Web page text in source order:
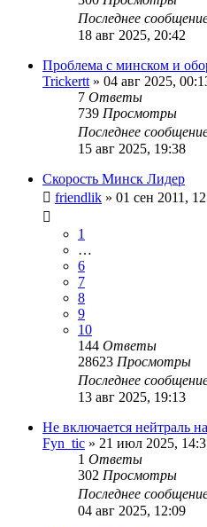
Последнее
18 авг 2025, 20:42
Проблема с минском и
Trickertt » 04 авг 2025,
7 Ответы
739 Просмотры
Последнее
15 авг 2025, 19:38
Скорость Минск Лидер
friendlik » 01 сен 2011,
1
…
6
7
8
9
10
144 Ответы
28623 Просмотры
Последнее
13 авг 2025, 19:13
Не включается нейтраль
Fyn_tic » 21 июл 2025,
1 Ответы
302 Просмотры
Последнее
04 авг 2025, 12:09